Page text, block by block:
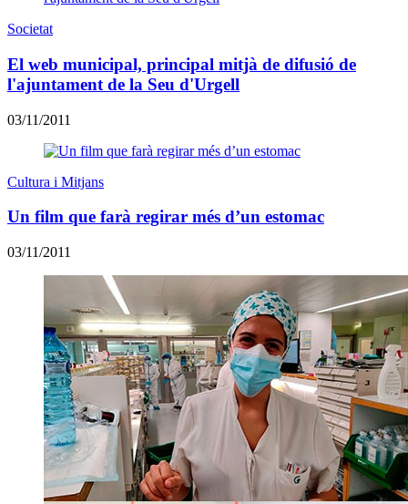
Societat
El web municipal, principal mitjà de difusió de
l'ajuntament de la Seu d'Urgell
03/11/2011
Cultura i Mitjans
Un film que farà regirar més d’un estomac
03/11/2011